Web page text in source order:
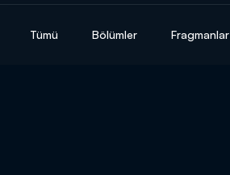
Tümü Bölümler Fragmanlar